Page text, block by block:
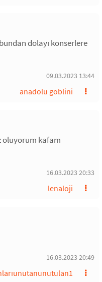
dolayı konserlere
09.03.2023 13:44
anadolu goblini
oluyorum kafam
16.03.2023 20:33
lenaloji
16.03.2023 20:49